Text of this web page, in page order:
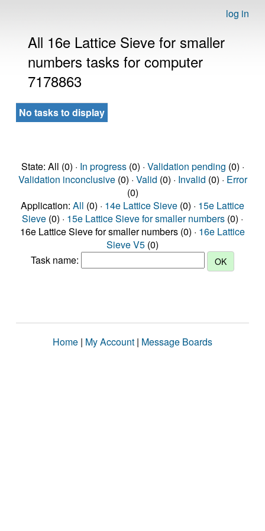
log in
All 16e Lattice Sieve for smaller
numbers tasks for computer
7178863
No tasks to display
State: All (0) · In progress(0) · Validation pending (0) ·
Validation inconclusive(0) · Valid (0) · Invalid (0) · Error
(0)
Application: All (0) · 14e Lattice Sieve (0) · 15e Lattice
Sieve (0) · 15e Lattice Sieve for smaller numbers (0) ·
16e Lattice Sieve for smaller numbers (0) · 16e Lattice
Sieve V5 (0)
Task name:
Home | My Account | Message Boards